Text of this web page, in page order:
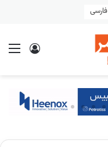
فارسی